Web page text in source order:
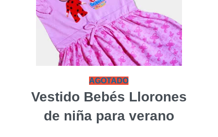
AGOTADO
Vestido Bebés Llorones
de niña para verano